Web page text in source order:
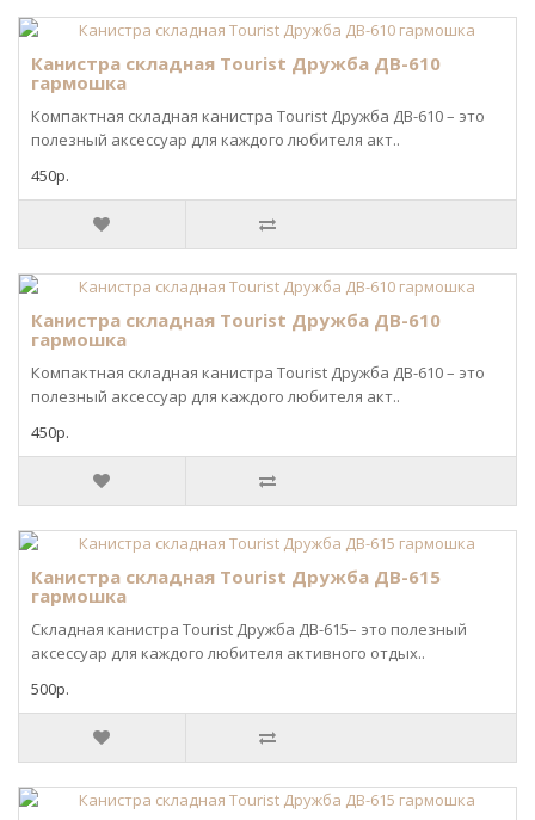
Канистра складная Tourist Дружба ДВ-610
гармошка
Компактная складная канистра Tourist Дружба ДВ-610 – это
полезный аксессуар для каждого любителя акт..
450р.
Канистра складная Tourist Дружба ДВ-610
гармошка
Компактная складная канистра Tourist Дружба ДВ-610 – это
полезный аксессуар для каждого любителя акт..
450р.
Канистра складная Tourist Дружба ДВ-615
гармошка
Складная канистра Tourist Дружба ДВ-615– это полезный
аксессуар для каждого любителя активного отдых..
500р.